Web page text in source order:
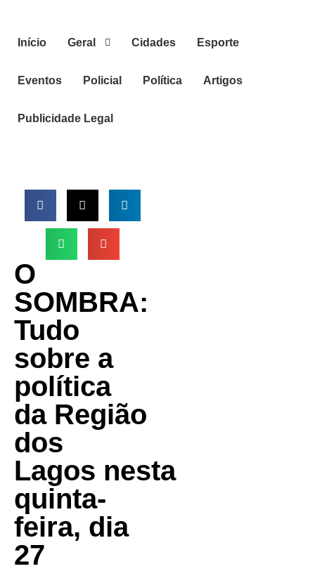
Início Geral Cidades Esporte
Eventos Policial Política Artigos
Publicidade Legal
O
SOMBRA:
Tudo
sobre a
política
da Região
dos
Lagos nesta
quinta-
feira, dia
27